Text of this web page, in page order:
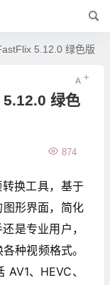
5.12.0 绿色版
绿色
874
换工具，基于
形界面，简化
是专业用户，
种视频格式。
、HEVC、